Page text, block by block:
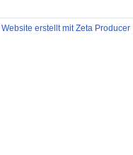
Website erstellt mit Zeta Producer